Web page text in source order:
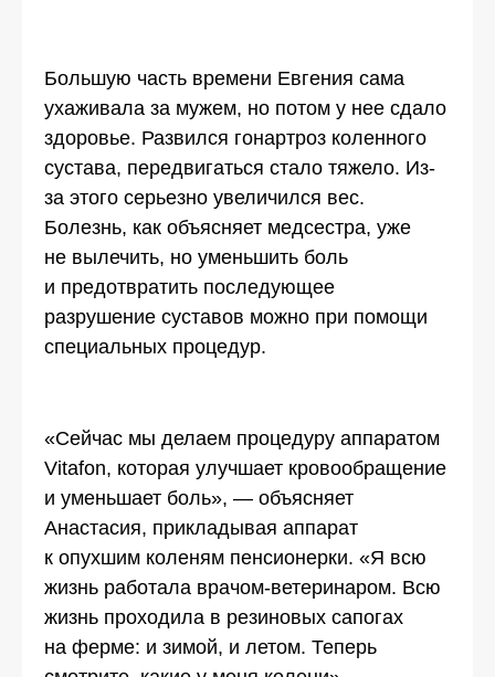
Большую часть времени Евгения сама
ухаживала за мужем, но потом у нее сдало
здоровье. Развился гонартроз коленного
сустава, передвигаться стало тяжело. Из-
за этого серьезно увеличился вес.
Болезнь, как объясняет медсестра, уже
не вылечить, но уменьшить боль
и предотвратить последующее
разрушение суставов можно при помощи
специальных процедур.
«Сейчас мы делаем процедуру аппаратом
Vitafon, которая улучшает кровообращение
и уменьшает боль», — объясняет
Анастасия, прикладывая аппарат
к опухшим коленям пенсионерки. «Я всю
жизнь работала врачом-ветеринаром. Всю
жизнь проходила в резиновых сапогах
на ферме: и зимой, и летом. Теперь